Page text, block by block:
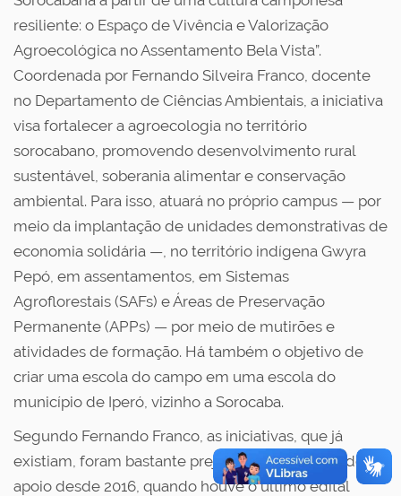
resiliente: o Espaço de Vivência e Valorização
Agroecológica no Assentamento Bela Vista”.
Coordenada por Fernando Silveira Franco, docente
no Departamento de Ciências Ambientais, a iniciativa
visa fortalecer a agroecologia no território
sorocabano, promovendo desenvolvimento rural
sustentável, soberania alimentar e conservação
ambiental. Para isso, atuará no próprio campus — por
meio da implantação de unidades demonstrativas de
economia solidária —, no território indígena Gwyra
Pepó, em assentamentos, em Sistemas
Agroflorestais (SAFs) e Áreas de Preservação
Permanente (APPs) — por meio de mutirões e
atividades de formação. Há também o objetivo de
criar uma escola do campo em uma escola do
município de Iperó, vizinho a Sorocaba.
Segundo Fernando Franco, as iniciativas, que já
existiam, foram bastante prejudicadas por falta de
apoio desde 2016, quando houve o último edital